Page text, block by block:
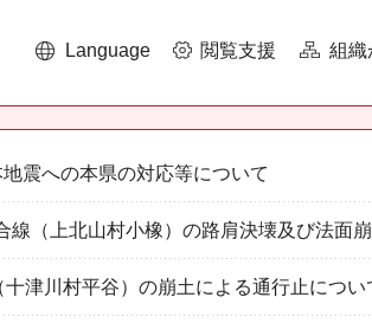
Language 閲覧支援 組織
震への本県の対応等について
線（上北山村小橡）の路肩決壊及び法面
十津川村平谷）の崩土による通行止につい